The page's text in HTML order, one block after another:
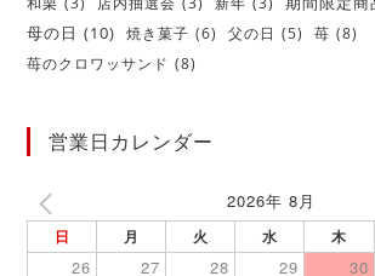
母の日 (10) 焼き菓子 (6) 父の日 (5) 苺 (8)
苺のクロワッサンド (8)
営業日カレンダー
2026年 8月
日 月 火 水 木
26 27 28 29 30